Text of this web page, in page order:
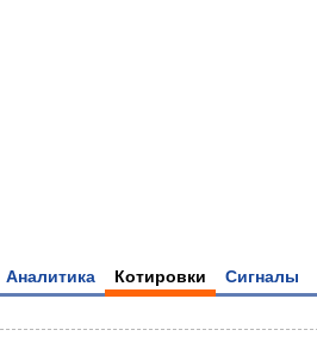
Аналитика Котировки Сигналы